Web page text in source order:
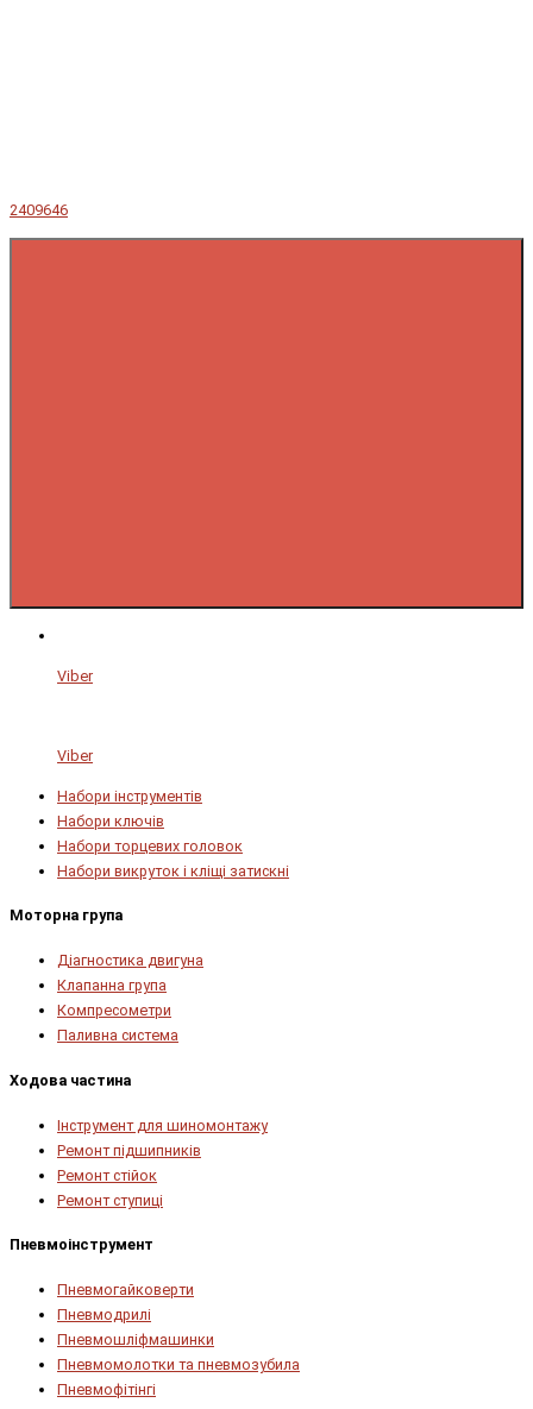
2409646
Viber
Viber
Набори інструментів
Набори ключів
Набори торцевих головок
Набори викруток і кліщі затискні
Моторна група
Діагностика двигуна
Клапанна група
Компресометри
Паливна система
Ходова частина
Інструмент для шиномонтажу
Ремонт підшипників
Ремонт стійок
Ремонт ступиці
Пневмоінструмент
Пневмогайковерти
Пневмодрилі
Пневмошліфмашинки
Пневмомолотки та пневмозубила
Пневмофітінгі